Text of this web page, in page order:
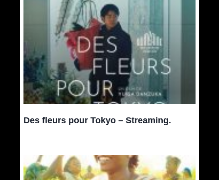
Des fleurs pour Tokyo – Streaming.